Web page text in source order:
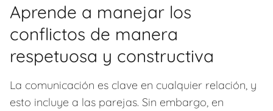
Aprende a manejar los
conflictos de manera
respetuosa y constructiva
La comunicación es clave en cualquier relación, y
esto incluye a las parejas. Sin embargo, en